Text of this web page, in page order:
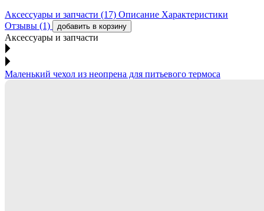
Аксессуары и запчасти (17) Описание Характеристики
Отзывы (1)
добавить в корзину
Аксессуары и запчасти
Маленький чехол из неопрена для питьевого термоса